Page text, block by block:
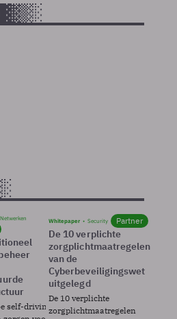
Netwerken
self-driving
Whitepaper Security Partner
De 10 verplichte
zorgplichtmaatregelen
van de
Cyberbeveiligingswet
uitgelegd
De 10 verplichte
zorgplichtmaatregelen